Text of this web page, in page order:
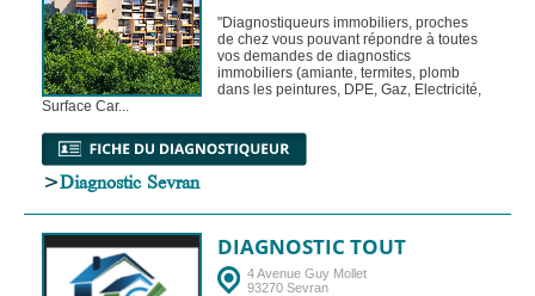
"Diagnostiqueurs immobiliers, proches
de chez vous pouvant répondre à toutes
vos demandes de diagnostics
immobiliers (amiante, termites, plomb
dans les peintures, DPE, Gaz, Electricité,
Surface Car...
>Diagnostic Sevran
DIAGNOSTIC TOUT
4 Avenue Guy Mollet
93270 Sevran